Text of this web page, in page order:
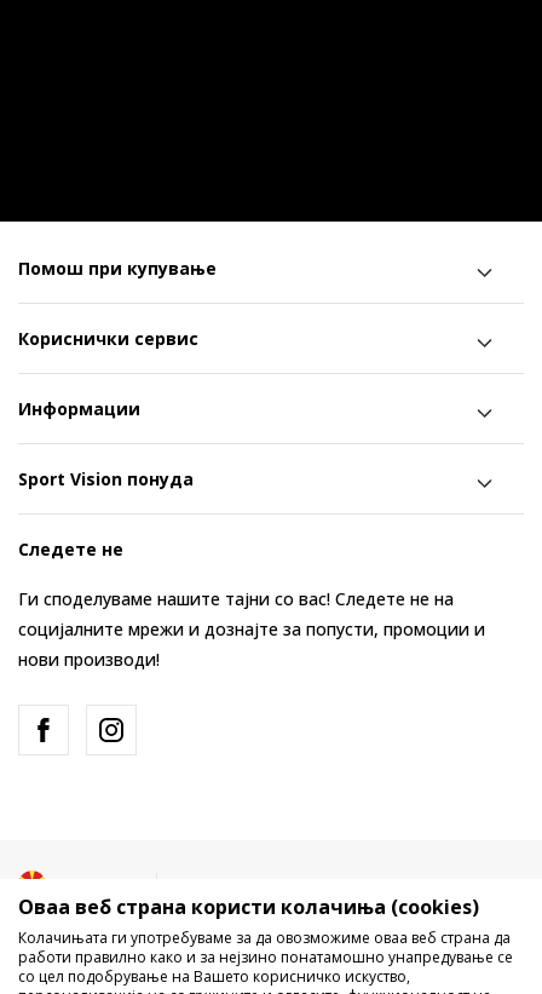
Помош при купување
Кориснички сервис
Информации
Sport Vision понуда
Следете не
Ги споделуваме нашите тајни со вас! Следете не на
социјалните мрежи и дознајте за попусти, промоции и
нови производи!
Оваа веб страна користи колачиња (cookies)
Колачињата ги употребуваме за да овозможиме оваа веб страна да
работи правилно како и за нејзино понатамошно унапредување се
со цел подобрување на Вашето корисничко искуство,